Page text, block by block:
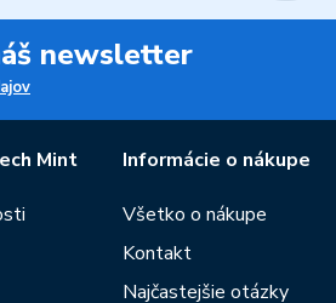
newsletter
Mint Informácie o nákupe
Všetko o nákupe
Kontakt
Najčastejšie otázky